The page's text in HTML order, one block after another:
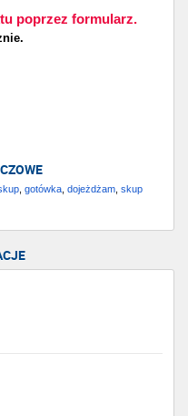
poprzez formularz.
gotówka dojeżdżam skup